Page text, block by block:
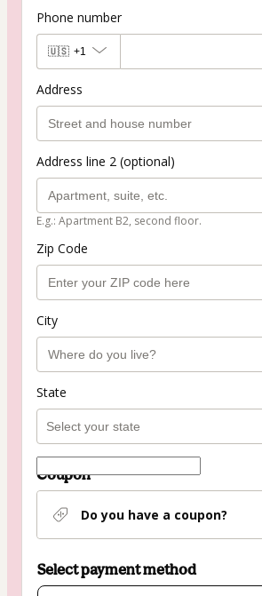
Phone number
🇺🇸 +1
Address
Address line 2 (optional)
E.g.: Apartment B2, second floor.
Zip Code
City
State
Coupon
Do you have a coupon?
Select payment method